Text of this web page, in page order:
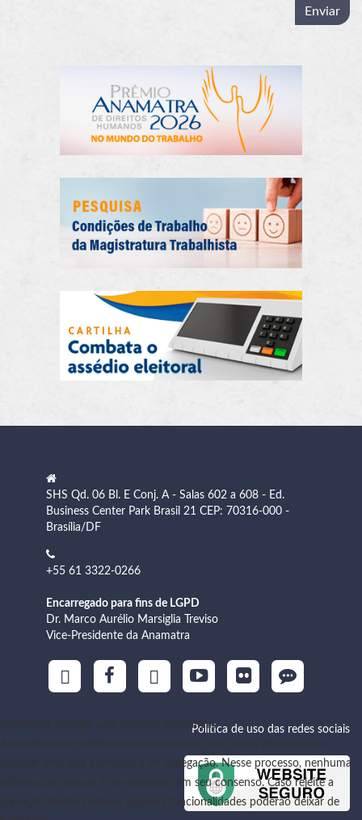
SHS Qd. 06 Bl. E Conj. A - Salas 602 a 608 - Ed.
Business Center Park Brasil 21 CEP: 70316-000 -
Brasília/DF
+55 61 3322-0266
Encarregado para fins de LGPD
Dr. Marco Aurélio Marsiglia Treviso
Vice-Presidente da Anamatra
Política de uso das redes sociais
Utilizamos cookies para funções específicas
Armazenamos cookies temporariamente com dados técnicos para
garantir uma boa experiência de navegação. Nesse processo, nenhuma
informação pessoal é armazenada sem seu consenso. Caso rejeite a
gravação destes cookies, algumas funcionalidades poderão deixar de